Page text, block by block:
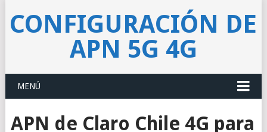
CONFIGURACIÓN DE
APN 5G 4G
MENÚ
APN de Claro Chile 4G para